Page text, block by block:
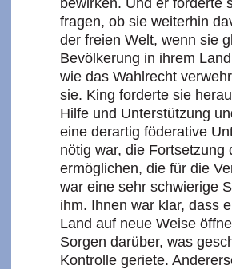
fragen, ob sie weiterhin
der freien Welt, wenn sie
Bevölkerung in ihrem
wie das Wahlrecht
sie. King forderte sie
Hilfe und Unterstützung
eine derartig föderative
nötig war, die
ermöglichen, die für die
war eine sehr schwierige
ihm. Ihnen war klar, dass
Land auf neue Weise
Sorgen darüber, was
Kontrolle geriete.